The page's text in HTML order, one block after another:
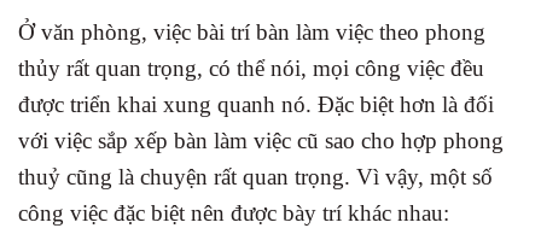
Ở văn phòng, việc bài trí bàn làm việc theo phong
thủy rất quan trọng, có thể nói, mọi công việc đều
được triển khai xung quanh nó. Đặc biệt hơn là đối
với việc sắp xếp bàn làm việc cũ sao cho hợp phong
thuỷ cũng là chuyện rất quan trọng. Vì vậy, một số
công việc đặc biệt nên được bày trí khác nhau: